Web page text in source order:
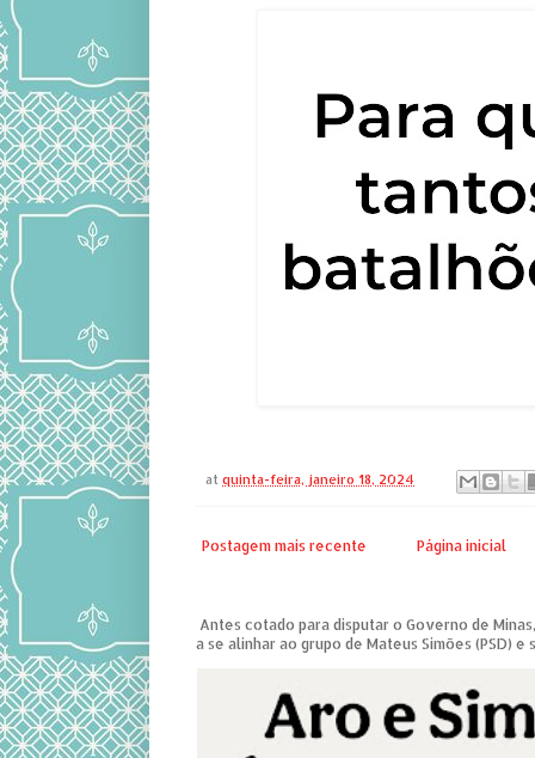
atquinta-feira, janeiro 18, 2024
Postagem mais recente Página inicial
Antes cotado para disputar o Governo de
a se alinhar ao grupo de Mateus Simões (PSD) e